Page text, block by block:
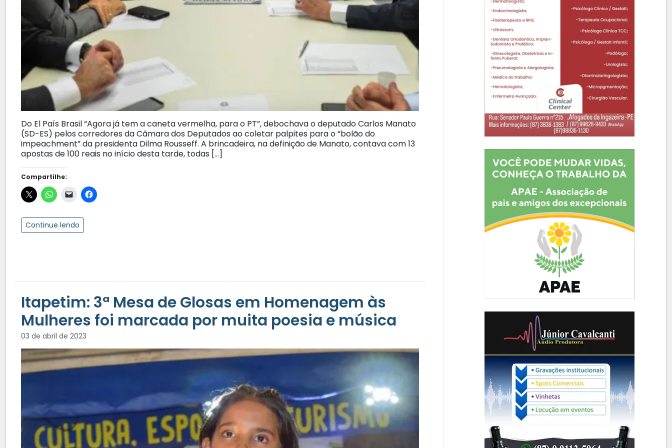
Do El País Brasil “Agora já tem a caneta vermelha, para o PT”, debochava o deputado Carlos Manato
(SD-ES) pelos corredores da Câmara dos Deputados ao coletar palpites para o “bolão do
impeachment” da presidenta Dilma Rousseff. A brincadeira, na definição de Manato, contava com 13
apostas de 100 reais no início desta tarde, todas […]
Compartilhe:
Continue lendo
Itapetim: 3ª Mesa de Glosas em Homenagem às
Mulheres foi marcada por muita poesia e música
03 de abril de 2023